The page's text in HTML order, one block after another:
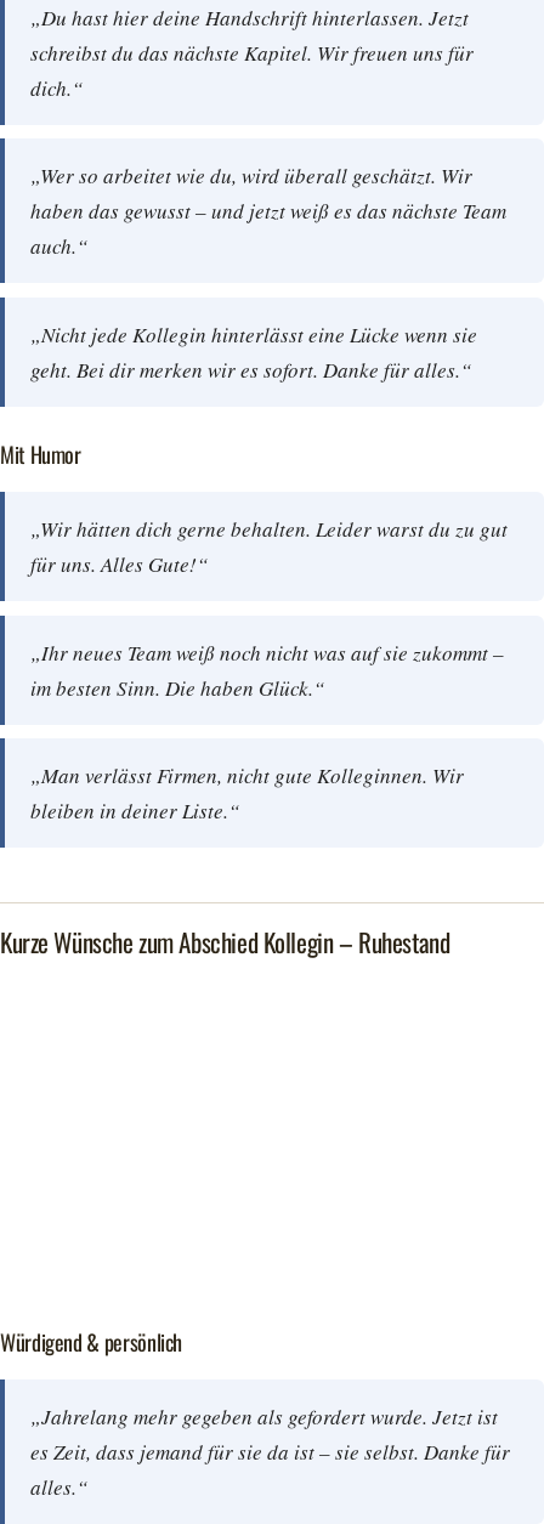
„Du hast hier deine Handschrift hinterlassen. Jetzt
schreibst du das nächste Kapitel. Wir freuen uns für
dich.“
„Wer so arbeitet wie du, wird überall geschätzt. Wir
haben das gewusst – und jetzt weiß es das nächste Team
auch.“
„Nicht jede Kollegin hinterlässt eine Lücke wenn sie
geht. Bei dir merken wir es sofort. Danke für alles.“
Mit Humor
„Wir hätten dich gerne behalten. Leider warst du zu gut
für uns. Alles Gute!“
„Ihr neues Team weiß noch nicht was auf sie zukommt –
im besten Sinn. Die haben Glück.“
„Man verlässt Firmen, nicht gute Kolleginnen. Wir
bleiben in deiner Liste.“
Kurze Wünsche zum Abschied Kollegin – Ruhestand
Würdigend & persönlich
„Jahrelang mehr gegeben als gefordert wurde. Jetzt ist
es Zeit, dass jemand für sie da ist – sie selbst. Danke für
alles.“